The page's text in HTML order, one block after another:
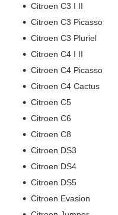
Citroen C3 I II
Citroen C3 Picasso
Citroen C3 Pluriel
Citroen C4 I II
Citroen C4 Picasso
Citroen C4 Cactus
Citroen C5
Citroen C6
Citroen C8
Citroen DS3
Citroen DS4
Citroen DS5
Citroen Evasion